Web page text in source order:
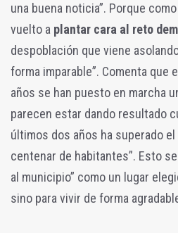
una buena noticia”. Porque
vuelto a plantar cara al reto
despoblación que viene
forma imparable”. Comenta que
años se han puesto en marcha
parecen estar dando resultado
últimos dos años ha superado
centenar de habitantes”. Esto
al municipio” como un lugar
sino para vivir de forma